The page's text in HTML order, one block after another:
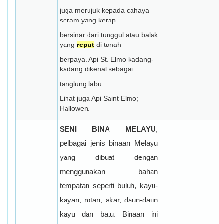
juga merujuk kepada cahaya
seram yang kerap
bersinar dari tunggul atau balak
yang reput di tanah
berpaya. Api St. Elmo kadang-
kadang dikenal sebagai
tanglung labu.
Lihat juga Api Saint Elmo;
Hallowen.
SENI BINA MELAYU,
pelbagai jenis binaan Melayu
yang dibuat dengan
menggunakan bahan
tempatan seperti buluh, kayu-
kayan, rotan, akar, daun-daun
kayu dan batu. Binaan ini